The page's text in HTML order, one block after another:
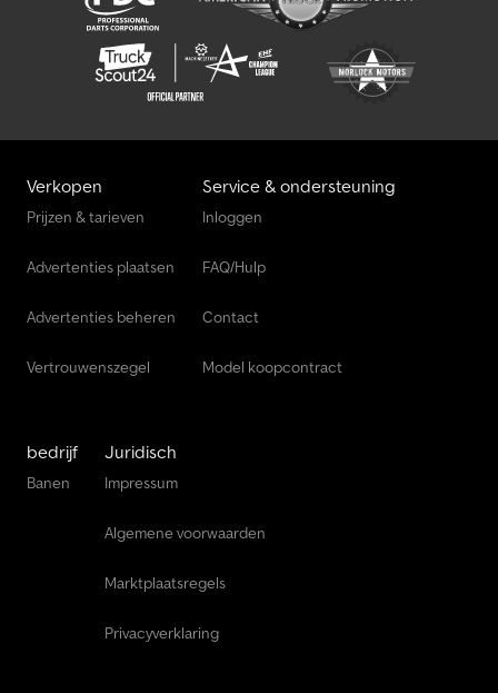
Verkopen
Prijzen & tarieven
Advertenties plaatsen
Advertenties beheren
Vertrouwenszegel
Service & ondersteuning
Inloggen
FAQ/Hulp
Contact
Model koopcontract
bedrijf
Banen
Juridisch
Impressum
Algemene voorwaarden
Marktplaatsregels
Privacyverklaring